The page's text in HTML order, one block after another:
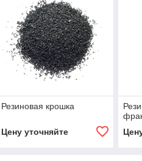
Резиновая крошка
Цену уточняйте